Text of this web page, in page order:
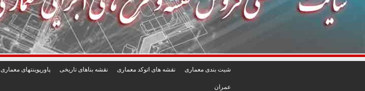
شيت بندی معماری نقشه های اتوکد معماری نقشه بناهای تاريخی پاورپوينتهای معماری
عمران